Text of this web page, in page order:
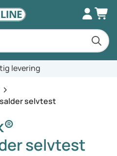
levering
selvtest
selvtest